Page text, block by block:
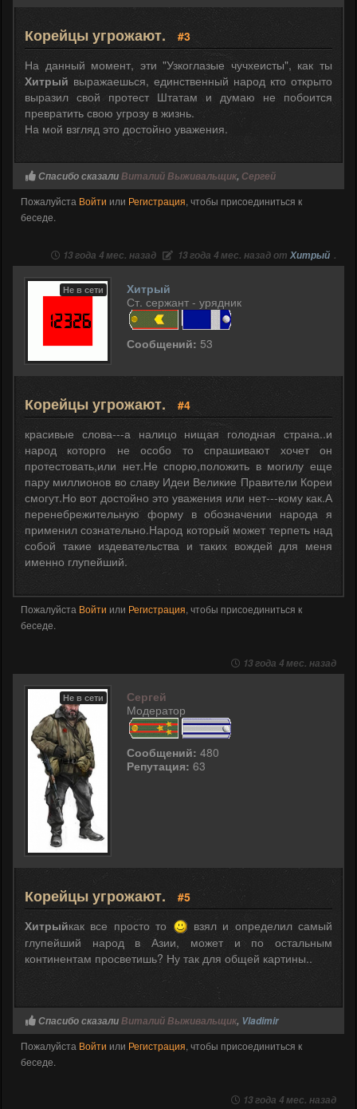
Корейцы угрожают.
#3
На данный момент, эти "Узкоглазые чучхеисты", как ты
Хитрый выражаешься, единственный народ кто открыто
выразил свой протест Штатам и думаю не побоится
превратить свою угрозу в жизнь.
На мой взгляд это достойно уважения.
Спасибо сказалиВиталий Выживальщик, Сергей
Пожалуйста Войти или Регистрация, чтобы присоединиться к
беседе.
13 года 4 мес. назад 13 года 4 мес. назад отХитрый .
Не в сети
Хитрый
Ст. сержант - урядник
Сообщений: 53
Корейцы угрожают.
#4
красивые слова---а налицо нищая голодная страна..и
народ которго не особо то спрашивают хочет он
протестовать,или нет.Не спорю,положить в могилу еще
пару миллионов во славу Идеи Великие Правители Кореи
смогут.Но вот достойно это уважения или нет---кому как.А
перенебрежительную форму в обозначении народа я
применил сознательно.Народ который может терпеть над
собой такие издевательства и таких вождей для меня
именно глупейший.
Пожалуйста Войти или Регистрация, чтобы присоединиться к
беседе.
13 года 4 мес. назад
Не в сети
Сергей
Модератор
Сообщений: 480
Репутация: 63
Корейцы угрожают.
#5
Хитрыйкак все просто то
взял и определил самый
глупейший народ в Азии, может и по остальным
континентам просветишь? Ну так для общей картины..
Спасибо сказалиВиталий Выживальщик, Vladimir
Пожалуйста Войти или Регистрация, чтобы присоединиться к
беседе.
13 года 4 мес. назад